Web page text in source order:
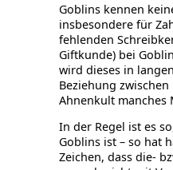
Goblins kennen
insbesondere für
fehlenden
Giftkunde) bei
wird dieses in
Beziehung
Ahnenkult manches
In der Regel ist es
Goblins ist – so hat
Zeichen, dass die-